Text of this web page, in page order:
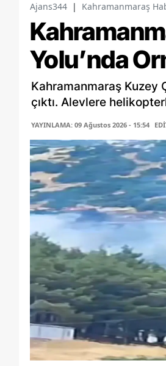
Ajans344 | Kahramanmaraş
Yolu’nda
Kahramanmaraş Kuzey
çıktı. Alevlere
YAYINLAMA: 09 Ağustos 2026 - 15:54